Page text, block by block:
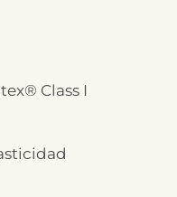
Class I